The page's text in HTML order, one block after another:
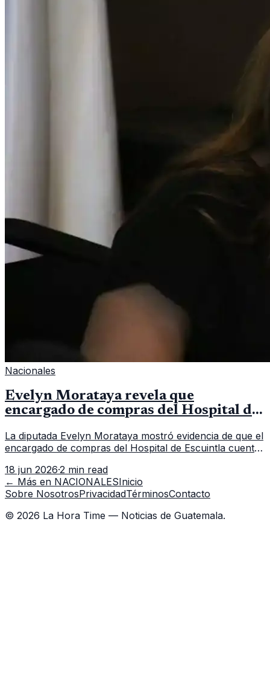
Nacionales
Evelyn Morataya revela que
encargado de compras del Hospital de
La diputada Evelyn Morataya mostró evidencia de que el
encargado de compras del Hospital de Escuintla cuenta
capacitación en la capital.
18 jun 2026·2 min read
← Más en NACIONALESInicio
Sobre NosotrosPrivacidadTérminosContacto
© 2026 La Hora Time — Noticias de Guatemala.